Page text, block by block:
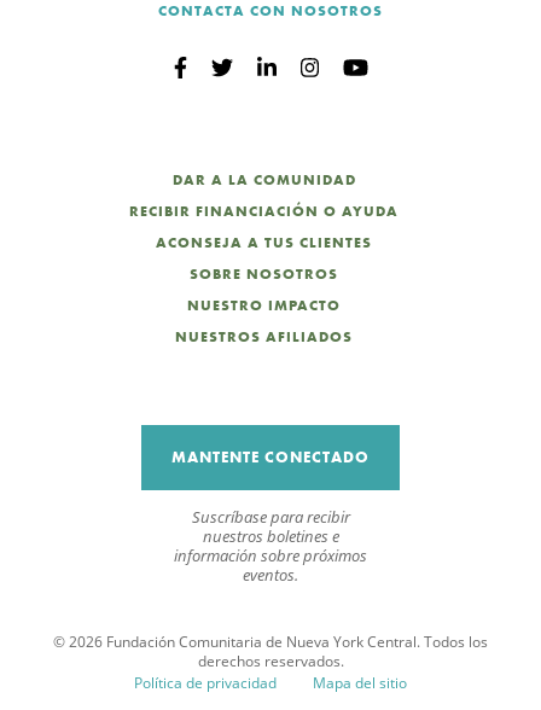
CONTACTA CON NOSOTROS
DAR A LA COMUNIDAD
RECIBIR FINANCIACIÓN O AYUDA
ACONSEJA A TUS CLIENTES
SOBRE NOSOTROS
NUESTRO IMPACTO
NUESTROS AFILIADOS
MANTENTE CONECTADO
Suscríbase para recibir
nuestros boletines e
información sobre próximos
eventos.
© 2026 Fundación Comunitaria de Nueva York Central. Todos los
derechos reservados.
Política de privacidad
Mapa del sitio